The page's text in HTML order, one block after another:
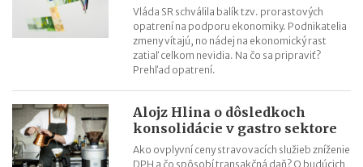
Vláda SR schválila balík tzv. prorastových
opatrení na podporu ekonomiky. Podnikatelia
zmeny vítajú, no nádej na ekonomický rast
zatiaľ celkom nevidia. Na čo sa pripraviť?
Prehľad opatrení.
Alojz Hlina o dôsledkoch
konsolidácie v gastro sektore
Ako ovplyvní ceny stravovacích služieb zníženie
DPH a čo spôsobí transakčná daň? O budúcich